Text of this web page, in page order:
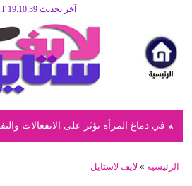
آخر تحديث GMT 19:10:39
دماغ المرأة تؤثر على الانفعالات
الرئيسية » لايف لاستايل